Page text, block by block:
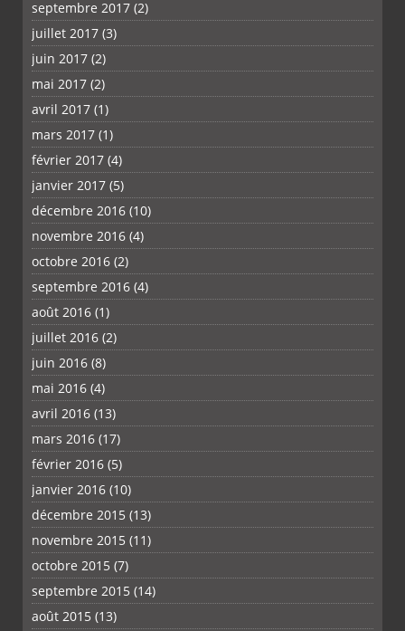
septembre 2017 (2)
juillet 2017 (3)
juin 2017 (2)
mai 2017 (2)
avril 2017 (1)
mars 2017 (1)
février 2017 (4)
janvier 2017 (5)
décembre 2016 (10)
novembre 2016 (4)
octobre 2016 (2)
septembre 2016 (4)
août 2016 (1)
juillet 2016 (2)
juin 2016 (8)
mai 2016 (4)
avril 2016 (13)
mars 2016 (17)
février 2016 (5)
janvier 2016 (10)
décembre 2015 (13)
novembre 2015 (11)
octobre 2015 (7)
septembre 2015 (14)
août 2015 (13)